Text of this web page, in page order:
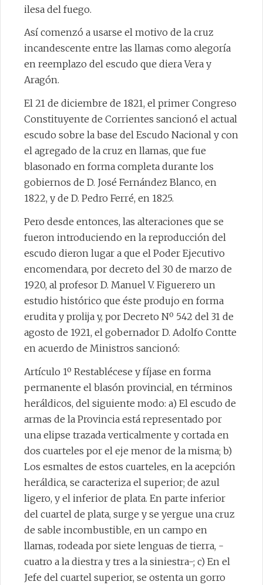
ilesa del fuego.
Así comenzó a usarse el motivo de la cruz
incandescente entre las llamas como alegoría
en reemplazo del escudo que diera Vera y
Aragón.
El 21 de diciembre de 1821, el primer Congreso
Constituyente de Corrientes sancionó el actual
escudo sobre la base del Escudo Nacional y con
el agregado de la cruz en llamas, que fue
blasonado en forma completa durante los
gobiernos de D. José Fernández Blanco, en
1822, y de D. Pedro Ferré, en 1825.
Pero desde entonces, las alteraciones que se
fueron introduciendo en la reproducción del
escudo dieron lugar a que el Poder Ejecutivo
encomendara, por decreto del 30 de marzo de
1920, al profesor D. Manuel V. Figuerero un
estudio histórico que éste produjo en forma
erudita y prolija y, por Decreto Nº 542 del 31 de
agosto de 1921, el gobernador D. Adolfo Contte
en acuerdo de Ministros sancionó:
Artículo 1º Restablécese y fíjase en forma
permanente el blasón provincial, en términos
heráldicos, del siguiente modo: a) El escudo de
armas de la Provincia está representado por
una elipse trazada verticalmente y cortada en
dos cuarteles por el eje menor de la misma; b)
Los esmaltes de estos cuarteles, en la acepción
heráldica, se caracteriza el superior; de azul
ligero, y el inferior de plata. En parte inferior
del cuartel de plata, surge y se yergue una cruz
de sable incombustible, en un campo en
llamas, rodeada por siete lenguas de tierra, -
cuatro a la diestra y tres a la siniestra-; c) En el
Jefe del cuartel superior, se ostenta un gorro